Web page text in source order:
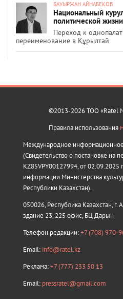
БАУЫРЖАН АЙНАБЕКОВ
Национальный
политической жизни
Переход к
переименование в Құрылтай
©2013-2026 ТОО «Ratel
Правила использования
Международное информационное
(Свидетельство о постановке на
KZ85VPY00127994, от 02.09.2025
информации Министерства
Республики Казахстан).
050026, Республика Казахстан, г.
здание 23, 225 офис, БЦ Дарын
Телефон редакции:+7 (708) 970-
Email: info@ratel.kz
Реклама:+7 (777) 233 50 13
Email: pressratel@gmail.com